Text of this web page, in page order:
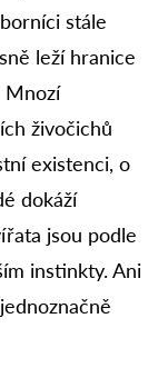
stále
leží hranice
Mnozí
živočichů
existenci, o
dokáží
jsou podle
instinkty. Ani